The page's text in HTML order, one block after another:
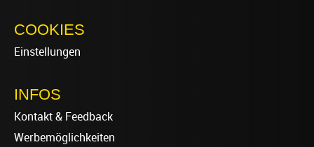
COOKIES
Einstellungen
INFOS
Kontakt & Feedback
Werbemöglichkeiten